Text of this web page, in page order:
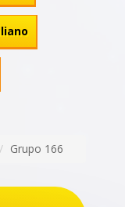
Grupo 166